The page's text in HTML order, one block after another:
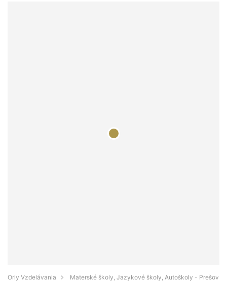
Orly Vzdelávania
Materské školy, Jazykové školy, Autoškoly - Prešov